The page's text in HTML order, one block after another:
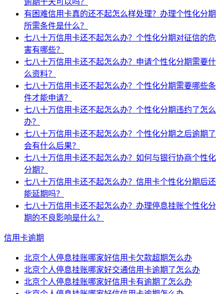
有困难信用卡真的还不起怎么样处理？办理个性化分期
所需条件是什么？
七八十万信用卡还不起怎么办？个性化分期对征信的危
害有哪些？
七八十万信用卡还不起怎么办？申请个性化分期需要什
么资料？
七八十万信用卡还不起怎么办？个性化分期需要哪些条
件才能申请？
七八十万信用卡还不起怎么办？个性化分期违约了怎么
办？
七八十万信用卡还不起怎么办？个性化分期之后逾期了
会有什么后果？
七八十万信用卡还不起怎么办？如何与银行协商个性化
分期？
七八十万信用卡还不起怎么办？信用卡个性化分期后还
能延期吗？
七八十万信用卡还不起怎么办？办理停息挂账个性化分
期的不良影响是什么？
信用卡逾期
北京个人停息挂账哪家好信用卡欠款超期怎么办
北京个人停息挂账哪家好交通信用卡逾期了怎么办
北京个人停息挂账哪家好信用卡有逾期了怎么办